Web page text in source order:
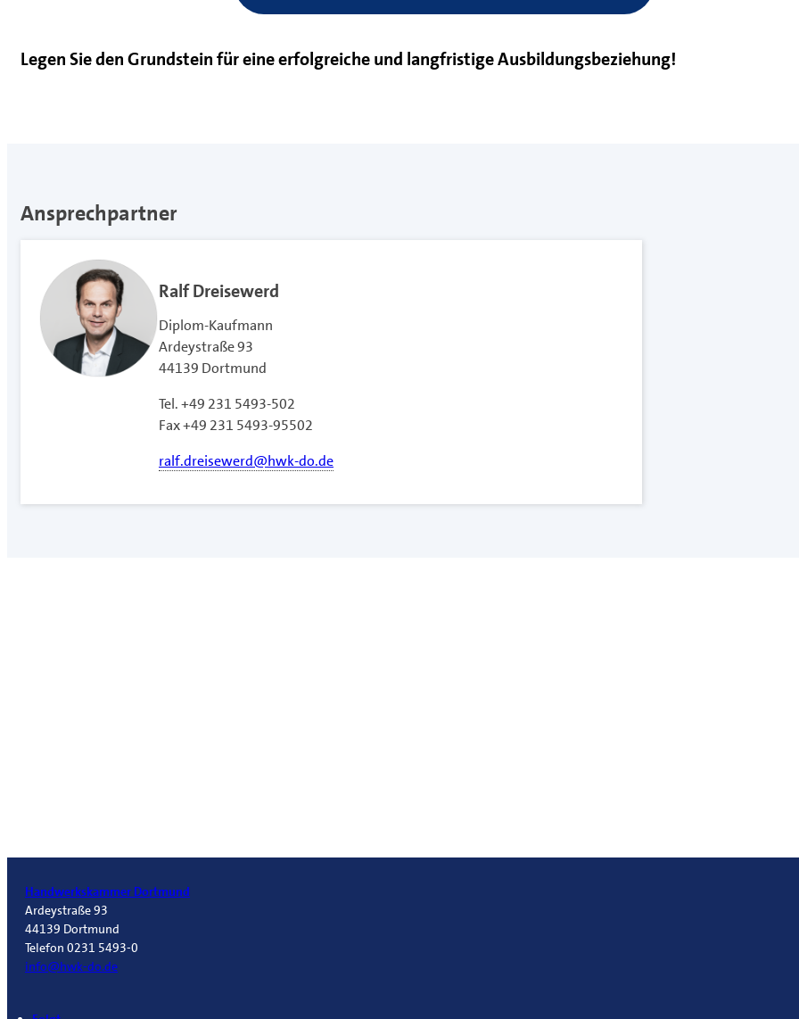
Legen Sie den Grundstein für eine erfolgreiche und langfristige Ausbildungsbeziehung!
Ansprechpartner
Ralf Dreisewerd
Diplom-Kaufmann
Ardeystraße 93
44139 Dortmund
Tel. +49 231 5493-502
Fax +49 231 5493-95502
ralf.dreisewerd@hwk-do.de
Handwerkskammer Dortmund
Ardeystraße 93
44139 Dortmund
Telefon 0231 5493-0
info@hwk-do.de